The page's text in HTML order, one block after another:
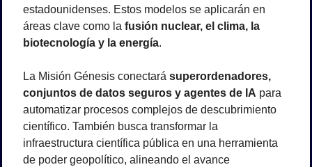
estadounidenses. Estos modelos se aplicarán en
áreas clave como la fusión nuclear, el clima, la
biotecnología y la energía.
La Misión Génesis conectará superordenadores,
conjuntos de datos seguros y agentes de IA para
automatizar procesos complejos de descubrimiento
científico. También busca transformar la
infraestructura científica pública en una herramienta
de poder geopolítico, alineando el avance